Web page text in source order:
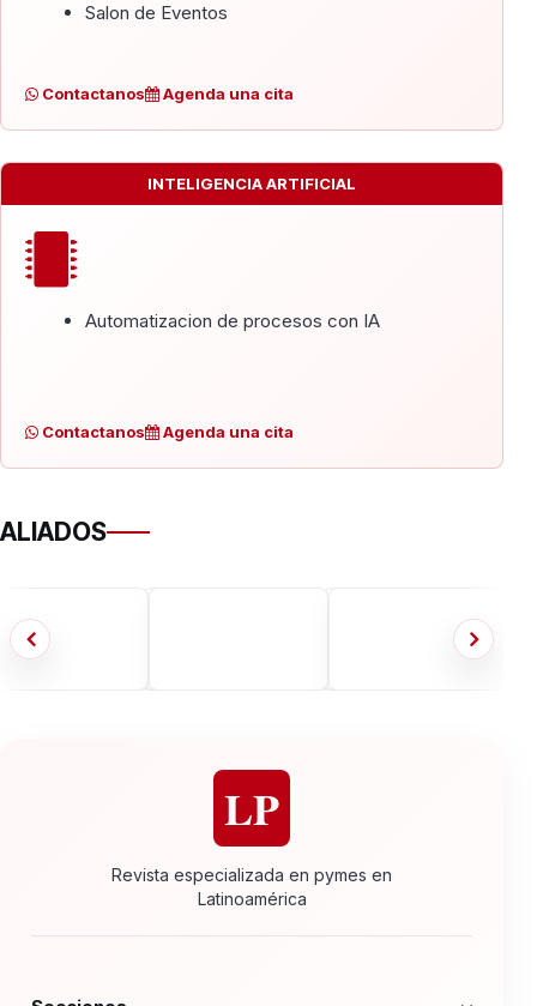
Salon de Eventos
Contactanos Agenda una cita
INTELIGENCIA ARTIFICIAL
Automatizacion de procesos con IA
Contactanos Agenda una cita
ALIADOS
LP
Revista especializada en pymes en
Latinoamérica